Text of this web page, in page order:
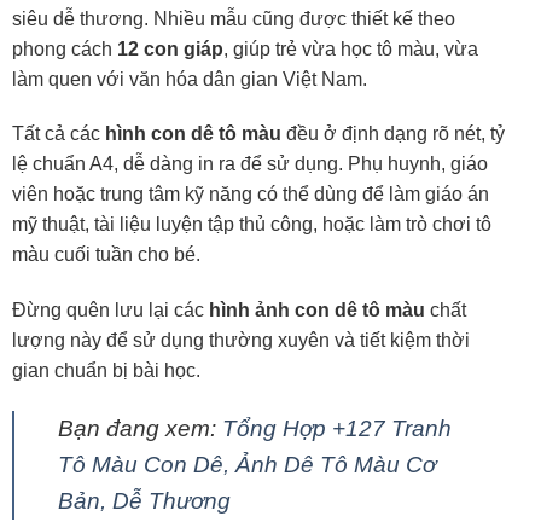
siêu dễ thương. Nhiều mẫu cũng được thiết kế theo
phong cách 12 con giáp, giúp trẻ vừa học tô màu, vừa
làm quen với văn hóa dân gian Việt Nam.
Tất cả các hình con dê tô màu đều ở định dạng rõ nét, tỷ
lệ chuẩn A4, dễ dàng in ra để sử dụng. Phụ huynh, giáo
viên hoặc trung tâm kỹ năng có thể dùng để làm giáo án
mỹ thuật, tài liệu luyện tập thủ công, hoặc làm trò chơi tô
màu cuối tuần cho bé.
Đừng quên lưu lại các hình ảnh con dê tô màu chất
lượng này để sử dụng thường xuyên và tiết kiệm thời
gian chuẩn bị bài học.
Bạn đang xem: Tổng Hợp +127 Tranh
Tô Màu Con Dê, Ảnh Dê Tô Màu Cơ
Bản, Dễ Thương